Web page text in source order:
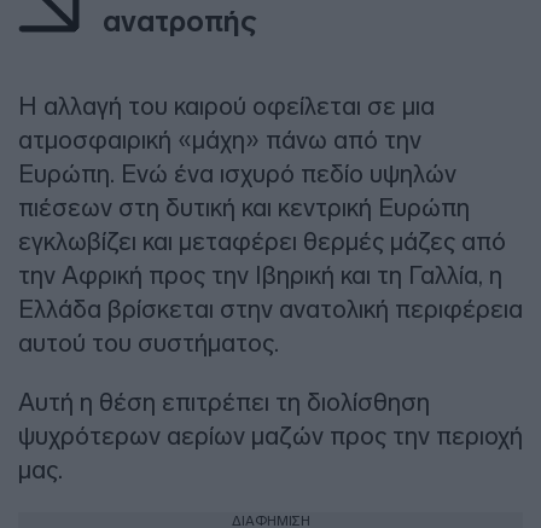
ανατροπής
Η αλλαγή του καιρού οφείλεται σε μια
ατμοσφαιρική «μάχη» πάνω από την
Ευρώπη. Ενώ ένα ισχυρό πεδίο υψηλών
πιέσεων στη δυτική και κεντρική Ευρώπη
εγκλωβίζει και μεταφέρει θερμές μάζες από
την Αφρική προς την Ιβηρική και τη Γαλλία, η
Ελλάδα βρίσκεται στην ανατολική περιφέρεια
αυτού του συστήματος.
Αυτή η θέση επιτρέπει τη διολίσθηση
ψυχρότερων αερίων μαζών προς την περιοχή
μας.
ΔΙΑΦΗΜΙΣΗ